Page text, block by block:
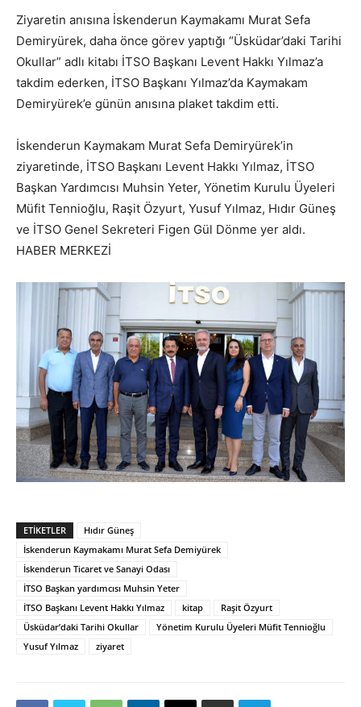
Ziyaretin anısına İskenderun Kaymakamı Murat Sefa
Demiryürek, daha önce görev yaptığı “Üsküdar’daki Tarihi
Okullar” adlı kitabı İTSO Başkanı Levent Hakkı Yılmaz’a
takdim ederken, İTSO Başkanı Yılmaz’da Kaymakam
Demiryürek’e günün anısına plaket takdim etti.
İskenderun Kaymakam Murat Sefa Demiryürek’in
ziyaretinde, İTSO Başkanı Levent Hakkı Yılmaz, İTSO
Başkan Yardımcısı Muhsin Yeter, Yönetim Kurulu Üyeleri
Müfit Tennioğlu, Raşit Özyurt, Yusuf Yılmaz, Hıdır Güneş
ve İTSO Genel Sekreteri Figen Gül Dönme yer aldı.
HABER MERKEZİ
ETIKETLER
Hıdır Güneş
İskenderun Kaymakamı Murat Sefa Demiyürek
İskenderun Ticaret ve Sanayi Odası
İTSO Başkan yardımcısı Muhsin Yeter
İTSO Başkanı Levent Hakkı Yılmaz
kitap
Raşit Özyurt
Üsküdar’daki Tarihi Okullar
Yönetim Kurulu Üyeleri Müfit Tennioğlu
Yusuf Yılmaz
ziyaret